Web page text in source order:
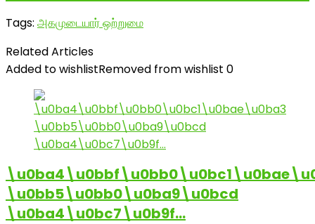
Tags: அகமுடையார் ஒற்றுமை
Related Articles
Added to wishlistRemoved from wishlist 0
\u0bb5\u0bb0\u0ba9\u0bcd
\u0ba4\u0bc7\u0b9f…